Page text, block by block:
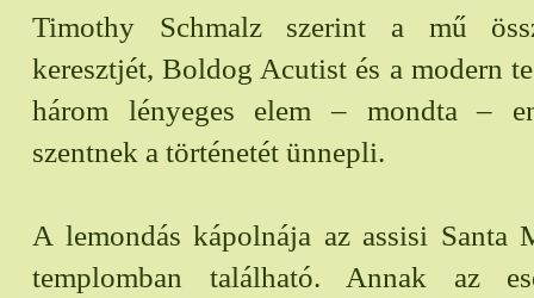
Timothy Schmalz szerint a mű
keresztjét, Boldog Acutist és a modern
három lényeges elem – mondta –
szentnek a történetét ünnepli.
A lemondás kápolnája az assisi Santa
templomban található. Annak az